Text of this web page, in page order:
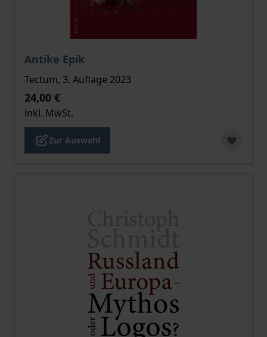
Antike Epik
Der Preis dieses Titels richtet sich nach der
Tectum, 3. Auflage 2023
24,00 €
inkl. MwSt.
Zur Auswahl